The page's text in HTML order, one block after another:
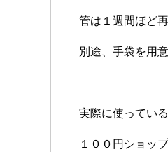
管は１週間ほど
別途、手袋を用
実際に使ってい
１００円ショッ